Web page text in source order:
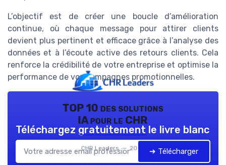
L’objectif est de créer une boucle d’amélioration
continue, où chaque message pour attirer clients
devient plus pertinent et efficace grâce à l’analyse des
données et à l’écoute active des retours clients. Cela
renforce la crédibilité de votre entreprise et optimise la
performance de vos campagnes promotionnelles.
TOP 10 des solutions
IA pour le CHR
CHR Leaders — 2026
Téléchargez gratuitement le livre blanc
➔ Télécharger